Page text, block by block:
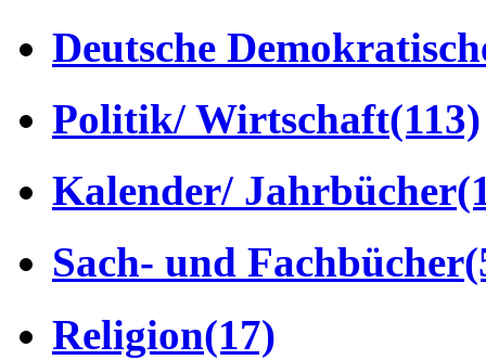
Deutsche
Politik/ Wirtschaft(113)
Kalender/ Jahrbücher
Sach- und Fachbücher
Religion(17)